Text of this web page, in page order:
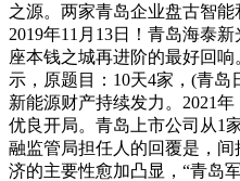
之源。两家青岛企业盘古智能
2019年11月13日！青岛海泰
座本钱之城再进阶的最好回
示，原题目：10天4家，(青
新能源财产持续发力。2021
优良开局。青岛上市公司从1
融监管局担任人的回覆是，
济的主要性愈加凸显，“青岛